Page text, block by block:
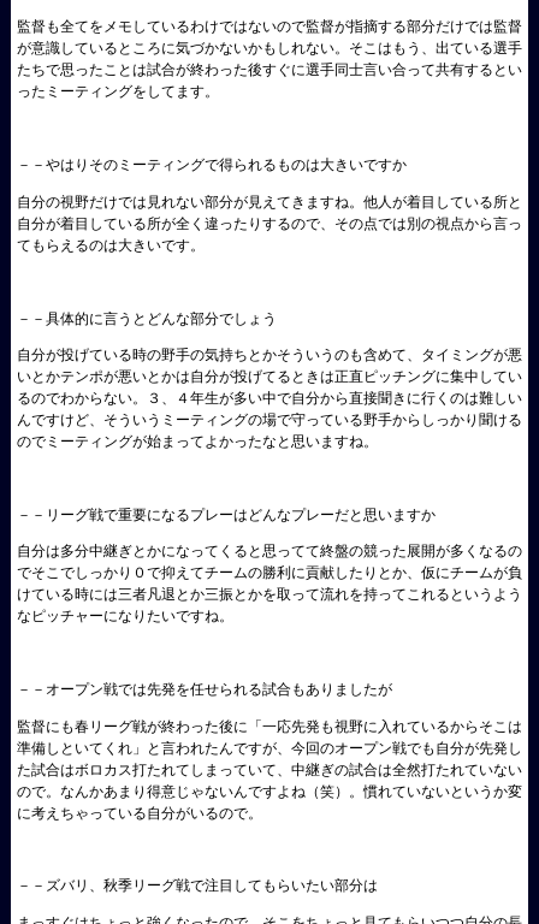
監督も全てをメモしているわけではないので監督が指摘する部分だけでは監督
が意識しているところに気づかないかもしれない。そこはもう、出ている選手
たちで思ったことは試合が終わった後すぐに選手同士言い合って共有するとい
ったミーティングをしてます。
－－やはりそのミーティングで得られるものは大きいですか
自分の視野だけでは見れない部分が見えてきますね。他人が着目している所と
自分が着目している所が全く違ったりするので、その点では別の視点から言っ
てもらえるのは大きいです。
－－具体的に言うとどんな部分でしょう
自分が投げている時の野手の気持ちとかそういうのも含めて、タイミングが悪
いとかテンポが悪いとかは自分が投げてるときは正直ピッチングに集中してい
るのでわからない。３、４年生が多い中で自分から直接聞きに行くのは難しい
んですけど、そういうミーティングの場で守っている野手からしっかり聞ける
のでミーティングが始まってよかったなと思いますね。
－－リーグ戦で重要になるプレーはどんなプレーだと思いますか
自分は多分中継ぎとかになってくると思ってて終盤の競った展開が多くなるの
でそこでしっかり０で抑えてチームの勝利に貢献したりとか、仮にチームが負
けている時には三者凡退とか三振とかを取って流れを持ってこれるというよう
なピッチャーになりたいですね。
－－オープン戦では先発を任せられる試合もありましたが
監督にも春リーグ戦が終わった後に「一応先発も視野に入れているからそこは
準備しといてくれ」と言われたんですが、今回のオープン戦でも自分が先発し
た試合はボロカス打たれてしまっていて、中継ぎの試合は全然打たれていない
ので。なんかあまり得意じゃないんですよね（笑）。慣れていないというか変
に考えちゃっている自分がいるので。
－－ズバリ、秋季リーグ戦で注目してもらいたい部分は